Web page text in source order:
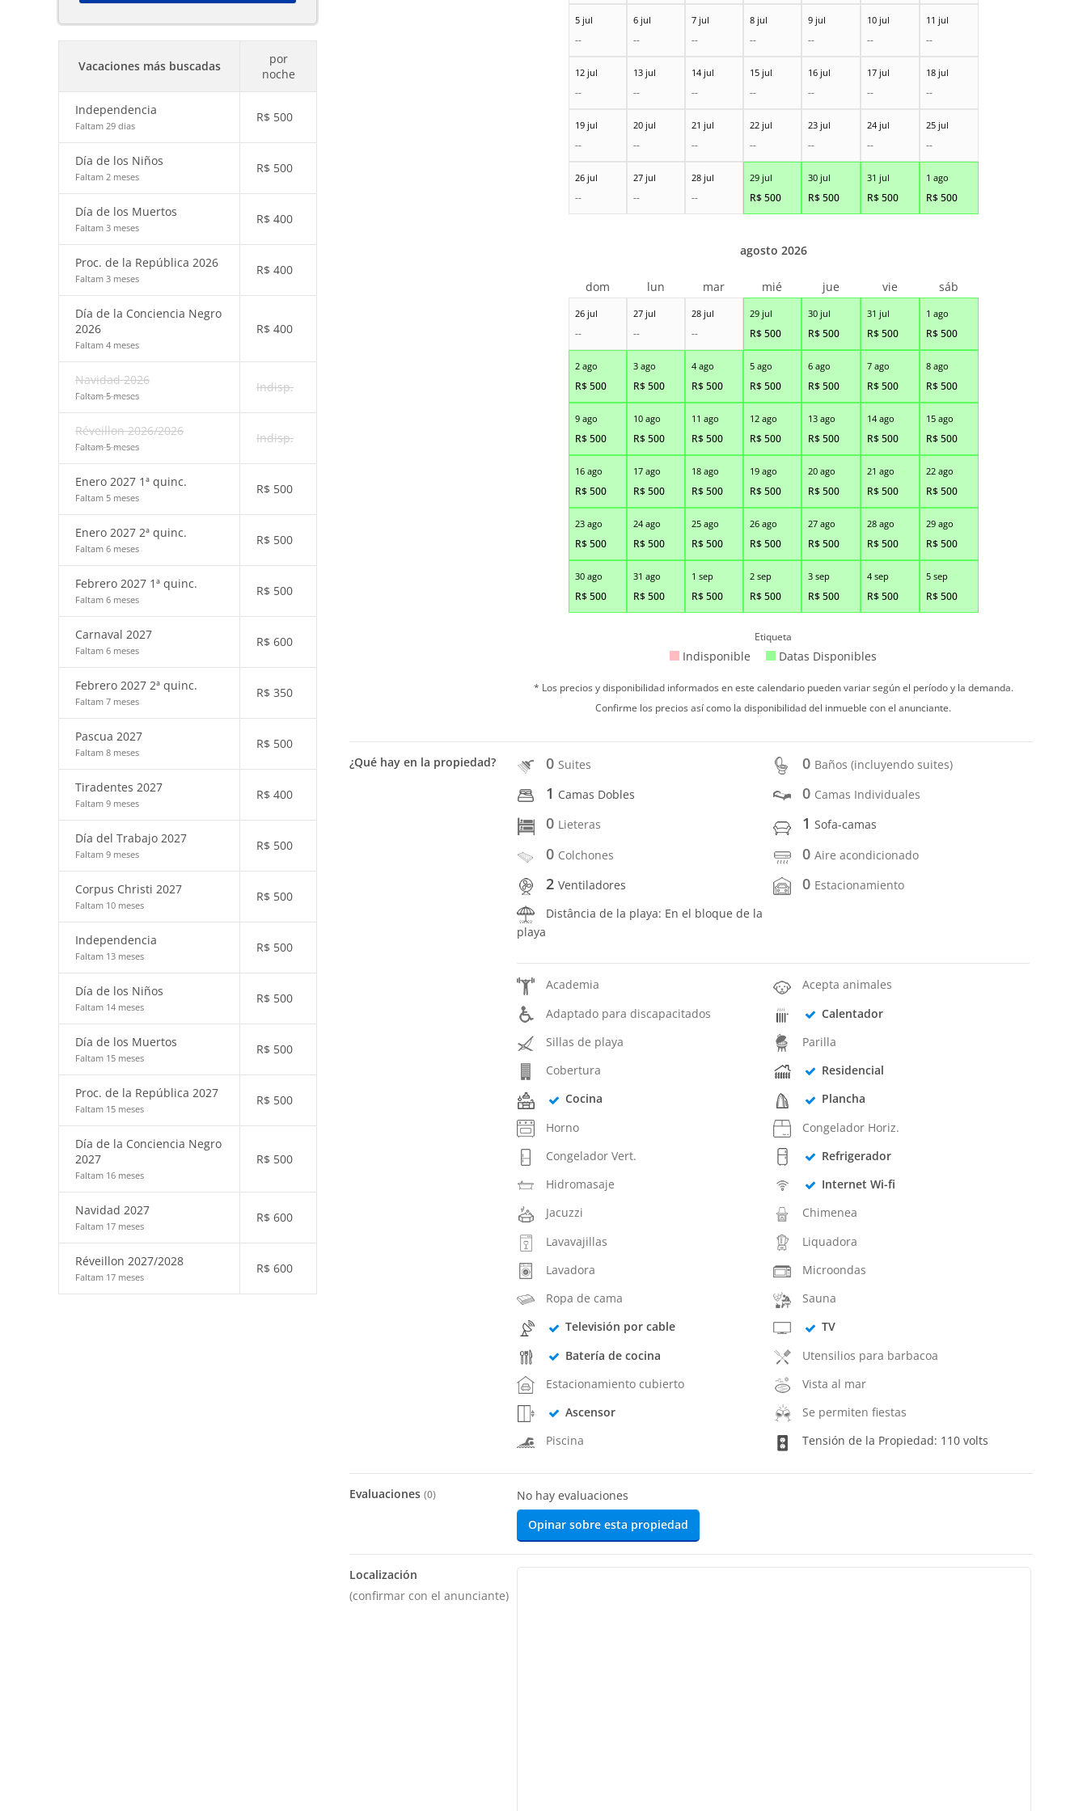
Vacaciones más buscadas
por
noche
Independencia
Faltam 29 dias
R$ 500
Día de los Niños
Faltam 2 meses
R$ 500
Día de los Muertos
Faltam 3 meses
R$ 400
Proc. de la República 2026
Faltam 3 meses
R$ 400
Día de la Conciencia Negro
2026
Faltam 4 meses
R$ 400
Navidad 2026
Faltam 5 meses
Indisp.
Réveillon 2026/2026
Faltam 5 meses
Indisp.
Enero 2027 1ª quinc.
Faltam 5 meses
R$ 500
Enero 2027 2ª quinc.
Faltam 6 meses
R$ 500
Febrero 2027 1ª quinc.
Faltam 6 meses
R$ 500
Carnaval 2027
Faltam 6 meses
R$ 600
Febrero 2027 2ª quinc.
Faltam 7 meses
R$ 350
Pascua 2027
Faltam 8 meses
R$ 500
Tiradentes 2027
Faltam 9 meses
R$ 400
Día del Trabajo 2027
Faltam 9 meses
R$ 500
Corpus Christi 2027
Faltam 10 meses
R$ 500
Independencia
Faltam 13 meses
R$ 500
Día de los Niños
Faltam 14 meses
R$ 500
Día de los Muertos
Faltam 15 meses
R$ 500
Proc. de la República 2027
Faltam 15 meses
R$ 500
Día de la Conciencia Negro
2027
Faltam 16 meses
R$ 500
Navidad 2027
Faltam 17 meses
R$ 600
Réveillon 2027/2028
Faltam 17 meses
R$ 600
5 jul
--
6 jul
--
7 jul
--
8 jul
--
9 jul
--
10 jul
--
11 jul
--
12 jul
--
13 jul
--
14 jul
--
15 jul
--
16 jul
--
17 jul
--
18 jul
--
19 jul
--
20 jul
--
21 jul
--
22 jul
--
23 jul
--
24 jul
--
25 jul
--
26 jul
--
27 jul
--
28 jul
--
29 jul
R$500
30 jul
R$500
31 jul
R$500
1 ago
R$500
26 jul
--
27 jul
--
28 jul
--
29 jul
R$500
30 jul
R$500
31 jul
R$500
1 ago
R$500
2 ago
R$500
3 ago
R$500
4 ago
R$500
5 ago
R$500
6 ago
R$500
7 ago
R$500
8 ago
R$500
9 ago
R$500
10 ago
R$500
11 ago
R$500
12 ago
R$500
13 ago
R$500
14 ago
R$500
15 ago
R$500
16 ago
R$500
17 ago
R$500
18 ago
R$500
19 ago
R$500
20 ago
R$500
21 ago
R$500
22 ago
R$500
23 ago
R$500
24 ago
R$500
25 ago
R$500
26 ago
R$500
27 ago
R$500
28 ago
R$500
29 ago
R$500
30 ago
R$500
31 ago
R$500
1 sep
R$500
2 sep
R$500
3 sep
R$500
4 sep
R$500
5 sep
R$500
agosto 2026
dom lun mar mié jue vie sáb
Etiqueta
Indisponible Datas Disponibles
* Los precios y disponibilidad informados en este calendario pueden variar según el período y la demanda.
Confirme los precios así como la disponibilidad del inmueble con el anunciante.
¿Qué hay en la propiedad? 0 Suites 0 Baños (incluyendo suites)
1 Camas Dobles 0 Camas Individuales
0 Lieteras 1Sofa-camas
0 Colchones 0Aire acondicionado
2Ventiladores 0 Estacionamiento
Distância de la playa: En el bloque de la
playa
Academia
Acepta animales
Adaptado para discapacitados
Calentador
Sillas de playa
Parilla
Cobertura
Residencial
Cocina
Plancha
Horno
Congelador Horiz.
Congelador Vert.
Refrigerador
Hidromasaje
Internet Wi-fi
Jacuzzi
Chimenea
Lavavajillas
Liquadora
Lavadora
Microondas
Ropa de cama
Sauna
Televisión por cable
TV
Batería de cocina
Utensilios para barbacoa
Estacionamiento cubierto
Vista al mar
Ascensor
Se permiten fiestas
Piscina
Tensión de la Propiedad: 110 volts
Evaluaciones (0)
No hay evaluaciones
Opinar sobre esta propiedad
Localización
(confirmar con el anunciante)